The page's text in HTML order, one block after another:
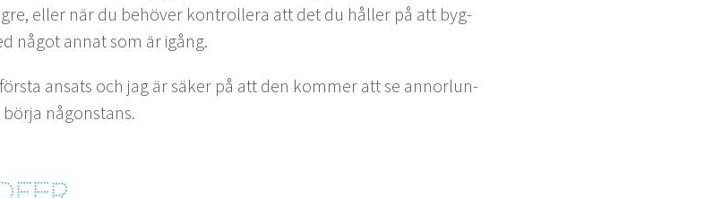
eller när du behöver kon­trollera att det du håller på att byg­
något annat som är igång.
ansats och jag är säk­er på att den kom­mer att se annor­lun­
någonstans.